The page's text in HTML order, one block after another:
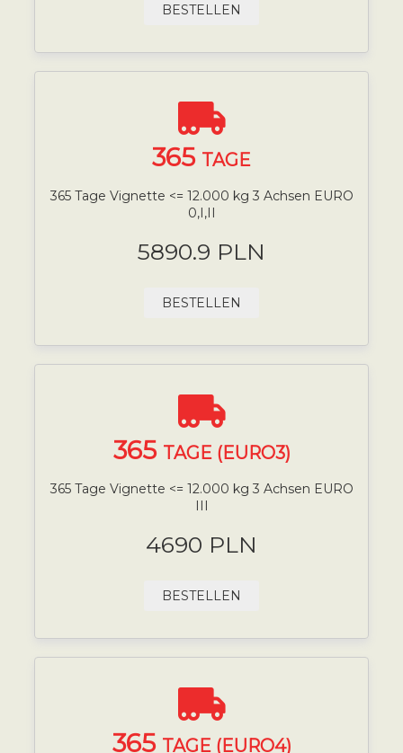
BESTELLEN
365 TAGE
365 Tage Vignette <= 12.000 kg 3 Achsen EURO
0,I,II
5890.9 PLN
BESTELLEN
365 TAGE (EURO3)
365 Tage Vignette <= 12.000 kg 3 Achsen EURO
4690 PLN
BESTELLEN
365 TAGE (EURO4)